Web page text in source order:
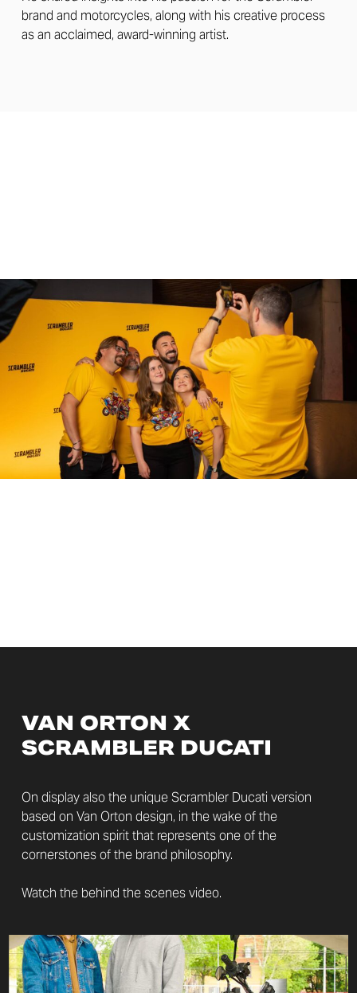
brand and motorcycles, along with his creative process
as an acclaimed, award-winning artist.
VAN ORTON X
SCRAMBLER DUCATI
On display also the unique Scrambler Ducati version
based on Van Orton design, in the wake of the
customization spirit that represents one of the
cornerstones of the brand philosophy.
Watch the behind the scenes video.